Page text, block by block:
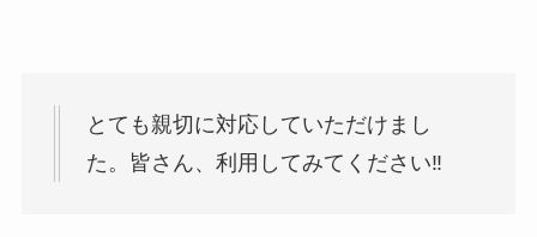
とても親切に対応していただけまし
た。皆さん、利用してみてください‼️